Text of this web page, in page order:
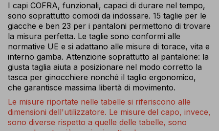
I capi COFRA, funzionali, capaci di durare nel tempo,
sono soprattutto comodi da indossare. 15 taglie per le
giacche e ben 23 per i pantaloni permettono di trovare
la misura perfetta. Le taglie sono conformi alle
normative UE e si adattano alle misure di torace, vita e
interno gamba. Attenzione soprattutto al pantalone: la
giusta taglia aiuta a posizionare nel modo corretto la
tasca per ginocchiere nonché il taglio ergonomico,
che garantisce massima libertà di movimento.
Le misure riportate nelle tabelle si riferiscono alle
dimensioni dell'utilizzatore. Le misure del capo, invece,
sono diverse rispetto a quelle delle tabelle, sono